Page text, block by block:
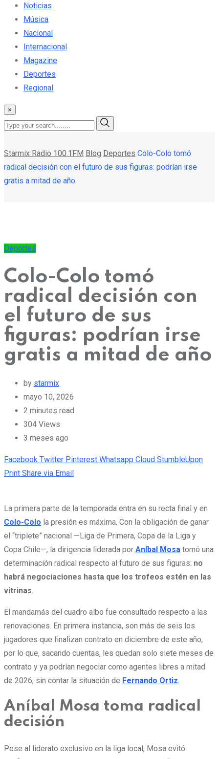
Noticias
Música
Nacional
Internacional
Magazine
Deportes
Regional
×
Starmix Radio 100.1FM Blog Deportes Colo-Colo tomó
radical decisión con el futuro de sus figuras: podrían irse
gratis a mitad de año
Deportes
Colo-Colo tomó
radical decisión con
el futuro de sus
figuras: podrían irse
gratis a mitad de año
by starmix
mayo 10, 2026
2 minutes read
304 Views
3 meses ago
Facebook Twitter Pinterest Whatsapp Cloud StumbleUpon
Print Share via Email
La primera parte de la temporada entra en su recta final y en
Colo-Colo la presión es máxima. Con la obligación de ganar
el “triplete” nacional —Liga de Primera, Copa de la Liga y
Copa Chile—, la dirigencia liderada por Aníbal Mosa tomó una
determinación radical respecto al futuro de sus figuras: no
habrá negociaciones hasta que los trofeos estén en las
vitrinas
El mandamás del cuadro albo fue consultado respecto a las
renovaciones. En primera instancia, son más de seis los
jugadores que finalizan contrato en diciembre de este año,
por lo que, sacando cuentas, les quedan solo siete meses de
contrato y ya podrían negociar como agentes libres a mitad
de 2026; sin contar la situación de Fernando Ortiz
Aníbal Mosa toma radical
decisión
Pese al liderato exclusivo en la liga local, Mosa evitó